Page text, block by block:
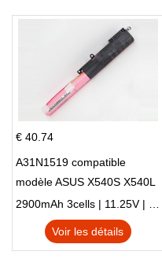
€ 40.74
A31N1519 compatible
modèle ASUS X540S X540L
X540LA-SI302 X540SA
X540S
2900mAh 3cells | 11.25V | Li-ion ...
Voir les détails